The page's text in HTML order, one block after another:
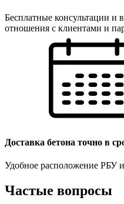
Бесплатные консультации и
отношения с клиентами и
Доставка бетона точно в
Удобное расположение РБУ
Частые вопросы